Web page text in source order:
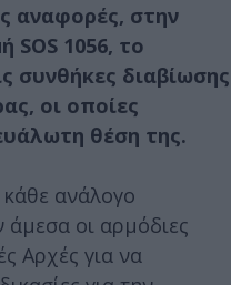
αναφορές, στην
SOS 1056, το
συνθήκες διαβίωσης
οι οποίες
θέση της.
ανάλογο
οι αρμόδιες
Αρχές για να